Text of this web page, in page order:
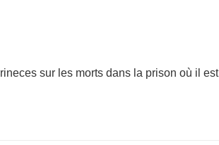
sur les morts dans la prison où il est